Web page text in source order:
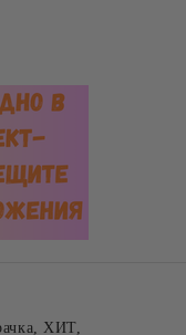
ХИТ,